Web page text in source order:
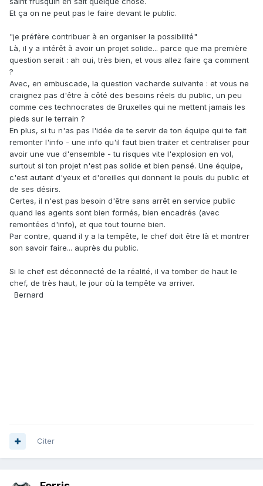
Et ça on ne peut pas le faire devant le public.
"je préfère contribuer à en organiser la possibilité"
Là, il y a intérêt à avoir un projet solide... parce que ma première
question serait : ah oui, très bien, et vous allez faire ça comment
?
Avec, en embuscade, la question vacharde suivante : et vous ne
craignez pas d'être à côté des besoins réels du public, un peu
comme ces technocrates de Bruxelles qui ne mettent jamais les
pieds sur le terrain ?
En plus, si tu n'as pas l'idée de te servir de ton équipe qui te fait
remonter l'info - une info qu'il faut bien traiter et centraliser pour
avoir une vue d'ensemble - tu risques vite l'explosion en vol,
surtout si ton projet n'est pas solide et bien pensé. Une équipe,
c'est autant d'yeux et d'oreilles qui donnent le pouls du public et
de ses désirs.
Certes, il n'est pas besoin d'être sans arrêt en service public
quand les agents sont bien formés, bien encadrés (avec
remontées d'info), et que tout tourne bien.
Par contre, quand il y a la tempête, le chef doit être là et montrer
son savoir faire... auprès du public.
Si le chef est déconnecté de la réalité, il va tomber de haut le
chef, de très haut, le jour où la tempête va arriver.
Bernard
Citer